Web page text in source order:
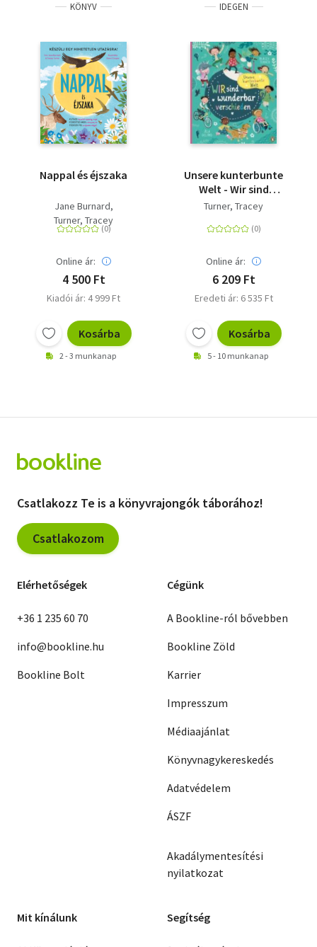
KÖNYV
Nappal és éjszaka
Jane Burnard
Turner, Tracey
Online ár:
4 500 Ft
Kiadói ár: 4 999 Ft
Kosárba
2 - 3 munkanap
IDEGEN
Unsere kunterbunte
Welt - Wir sind
wunderbar
Sachbilderbuch ab 5
Turner, Tracey
Online ár:
6 209 Ft
Eredeti ár: 6 535 Ft
Kosárba
5 - 10 munkanap
Csatlakozz Te is a könyvrajongók táborához!
Csatlakozom
Elérhetőségek
+36 1 235 60 70
info@bookline.hu
Bookline Bolt
Cégünk
A Bookline-ról bővebben
Bookline Zöld
Karrier
Impresszum
Médiaajánlat
Könyvnagykereskedés
Adatvédelem
ÁSZF
Akadálymentesítési
nyilatkozat
Mit kínálunk Segítség